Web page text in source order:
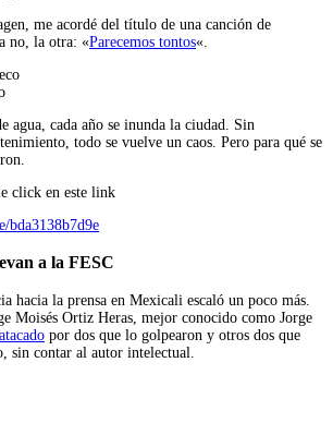
me acordé del título de una canción de
no, la otra: «Parecemos tontos«.
agua, cada año se inunda la ciudad. Sin
todo se vuelve un caos. Pero para qué se
click en este link
bda3138b7d9e
a la FESC
hacia la prensa en Mexicali escaló un poco más.
Moisés Ortiz Heras, mejor conocido como Jorge
por dos que lo golpearon y otros dos que
sin contar al autor intelectual.